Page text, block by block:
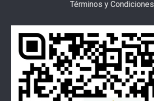
Términos y Condiciones